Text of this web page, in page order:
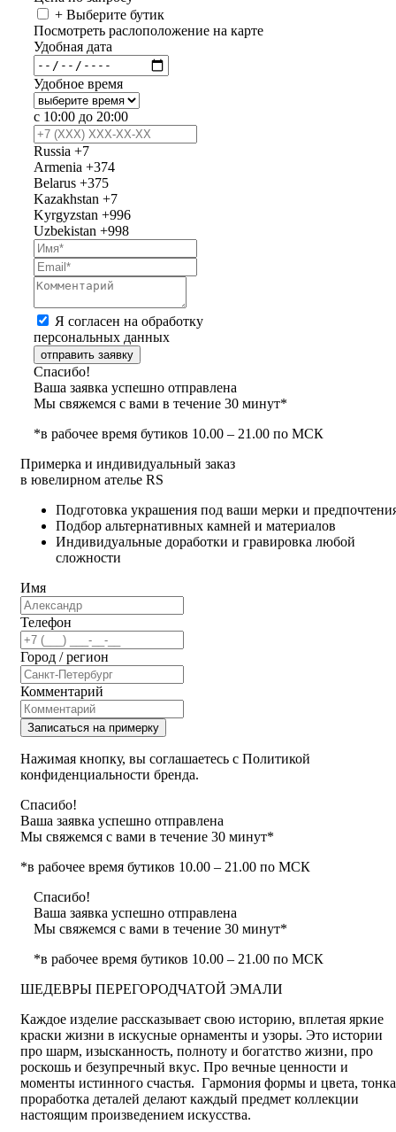
+ Выберите бутик
Посмотреть раслоположение на карте
Удобная дата
Удобное время
с 10:00 до 20:00
Russia +7
Armenia +374
Belarus +375
Kazakhstan +7
Kyrgyzstan +996
Uzbekistan +998
Я согласен на обработку
персональных данных
отправить заявку
Спасибо!
Ваша заявка успешно отправлена
Мы свяжемся с вами в течение 30 минут*
*в рабочее время бутиков 10.00 – 21.00 по МСК
Примерка и индивидуальный заказ
в ювелирном ателье RS
Подготовка украшения под ваши мерки и
Подбор альтернативных камней и материалов
Индивидуальные доработки и гравировка любой
сложности
Имя
Телефон
Город / регион
Комментарий
Записаться на примерку
Нажимая кнопку, вы соглашаетесь с Политикой
конфиденциальности бренда.
Спасибо!
Ваша заявка успешно отправлена
Мы свяжемся с вами в течение 30 минут*
*в рабочее время бутиков 10.00 – 21.00 по МСК
Спасибо!
Ваша заявка успешно отправлена
Мы свяжемся с вами в течение 30 минут*
*в рабочее время бутиков 10.00 – 21.00 по МСК
ШЕДЕВРЫ ПЕРЕГОРОДЧАТОЙ ЭМАЛИ
Каждое изделие рассказывает свою историю, вплетая яркие
краски жизни в искусные орнаменты и узоры. Это истории
про шарм, изысканность, полноту и богатство жизни, про
роскошь и безупречный вкус. Про вечные ценности и
моменты истинного счастья. Гармония формы и цвета,
проработка деталей делают каждый предмет коллекции
настоящим произведением искусства.